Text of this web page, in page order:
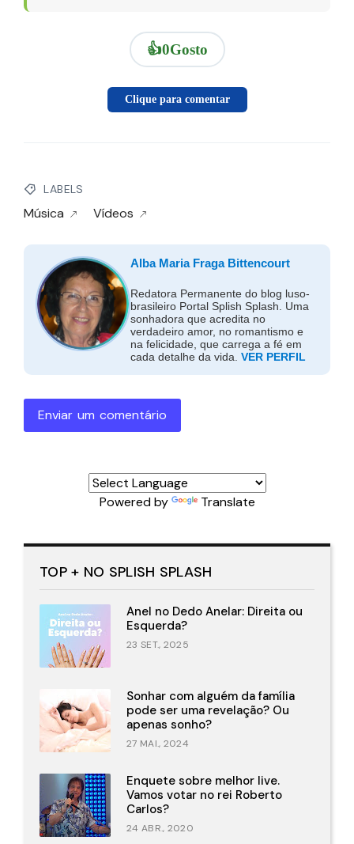
👍0Gosto
Clique para comentar
LABELS
Música Vídeos
Alba Maria Fraga Bittencourt
Redatora Permanente do blog luso-
brasileiro Portal Splish Splash. Uma
sonhadora que acredita no
verdadeiro amor, no romantismo e
na felicidade, que carrega a fé em
cada detalhe da vida. VER PERFIL
Enviar um comentário
Powered by Translate
TOP + NO SPLISH SPLASH
Anel no Dedo Anelar: Direita ou
Esquerda?
23 SET., 2025
Sonhar com alguém da família
pode ser uma revelação? Ou
apenas sonho?
27 MAI., 2024
Enquete sobre melhor live.
Vamos votar no rei Roberto
Carlos?
24 ABR., 2020